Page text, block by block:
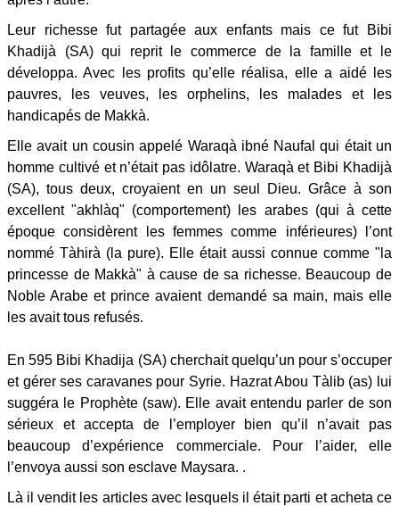
Leur richesse fut partagée aux enfants mais ce fut Bibi
Khadijà (SA) qui reprit le commerce de la famille et le
développa. Avec les profits qu’elle réalisa, elle a aidé les
pauvres, les veuves, les orphelins, les malades et les
handicapés de Makkà.
Elle avait un cousin appelé Waraqà ibné Naufal qui était un
homme cultivé et n’était pas idôlatre. Waraqà et Bibi Khadijà
(SA), tous deux, croyaient en un seul Dieu. Grâce à son
excellent "akhlàq" (comportement) les arabes (qui à cette
époque considèrent les femmes comme inférieures) l’ont
nommé Tàhirà (la pure). Elle était aussi connue comme "la
princesse de Makkà" à cause de sa richesse. Beaucoup de
Noble Arabe et prince avaient demandé sa main, mais elle
les avait tous refusés.
En 595 Bibi Khadija (SA) cherchait quelqu’un pour s’occuper
et gérer ses caravanes pour Syrie. Hazrat Abou Tàlib (as) lui
suggéra le Prophète (saw). Elle avait entendu parler de son
sérieux et accepta de l’employer bien qu’il n’avait pas
beaucoup d’expérience commerciale. Pour l’aider, elle
l’envoya aussi son esclave Maysara. .
Là il vendit les articles avec lesquels il était parti et acheta ce